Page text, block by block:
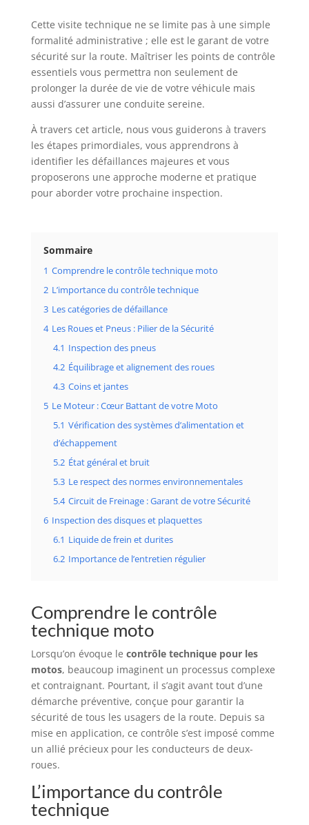
Cette visite technique ne se limite pas à une simple
formalité administrative ; elle est le garant de votre
sécurité sur la route. Maîtriser les points de contrôle
essentiels vous permettra non seulement de
prolonger la durée de vie de votre véhicule mais
aussi d’assurer une conduite sereine.
À travers cet article, nous vous guiderons à travers
les étapes primordiales, vous apprendrons à
identifier les défaillances majeures et vous
proposerons une approche moderne et pratique
pour aborder votre prochaine inspection.
Sommaire
1 Comprendre le contrôle technique moto
2 L’importance du contrôle technique
3 Les catégories de défaillance
4 Les Roues et Pneus : Pilier de la Sécurité
4.1 Inspection des pneus
4.2 Équilibrage et alignement des roues
4.3 Coins et jantes
5 Le Moteur : Cœur Battant de votre Moto
5.1 Vérification des systèmes d’alimentation et
d’échappement
5.2 État général et bruit
5.3 Le respect des normes environnementales
5.4 Circuit de Freinage : Garant de votre Sécurité
6 Inspection des disques et plaquettes
6.1 Liquide de frein et durites
6.2 Importance de l’entretien régulier
Comprendre le contrôle
technique moto
Lorsqu’on évoque le contrôle technique pour les
motos, beaucoup imaginent un processus complexe
et contraignant. Pourtant, il s’agit avant tout d’une
démarche préventive, conçue pour garantir la
sécurité de tous les usagers de la route. Depuis sa
mise en application, ce contrôle s’est imposé comme
un allié précieux pour les conducteurs de deux-
roues.
L’importance du contrôle
technique